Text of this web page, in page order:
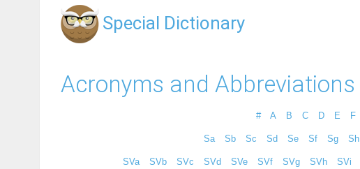
Special Dictionary
Acronyms and Abbreviations
# A B C D E F
Sa Sb Sc Sd Se Sf Sg Sh
SVa SVb SVc SVd SVe SVf SVg SVh SVi